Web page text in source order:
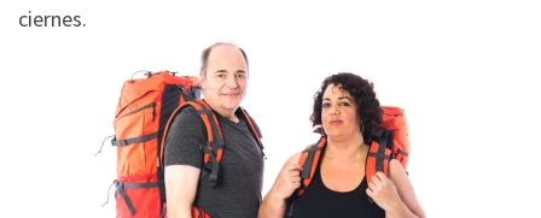
ciernes.